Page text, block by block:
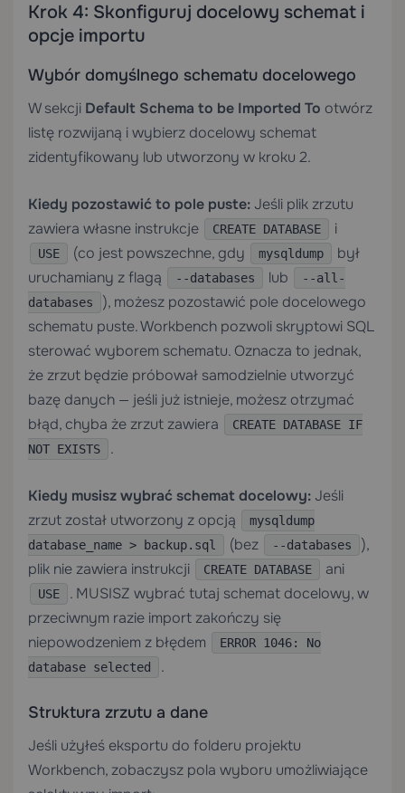
Krok 4: Skonfiguruj docelowy schemat i
opcje importu
Wybór domyślnego schematu docelowego
W sekcji Default Schema to be Imported To otwórz
listę rozwijaną i wybierz docelowy schemat
zidentyfikowany lub utworzony w kroku 2.
Kiedy pozostawić to pole puste: Jeśli plik zrzutu
zawiera własne instrukcje
CREATE DATABASE i
USE (co jest powszechne, gdy mysqldump
był
uruchamiany z flagą
--databases lub
--all-
databases
), możesz pozostawić pole docelowego
schematu puste. Workbench pozwoli skryptowi SQL
sterować wyborem schematu. Oznacza to jednak,
że zrzut będzie próbował samodzielnie utworzyć
bazę danych — jeśli już istnieje, możesz otrzymać
błąd, chyba że zrzut zawiera
CREATE DATABASE IF
NOT EXISTS
.
Kiedy musisz wybrać schemat docelowy: Jeśli
zrzut został utworzony z opcją
mysqldump
database_name > backup.sql
(bez --databases
),
plik nie zawiera instrukcji
CREATE DATABASE ani
USE
. MUSISZ wybrać tutaj schemat docelowy, w
przeciwnym razie import zakończy się
niepowodzeniem z błędem
ERROR 1046: No
database selected
.
Struktura zrzutu a dane
Jeśli użyłeś eksportu do folderu projektu
Workbench, zobaczysz pola wyboru umożliwiające